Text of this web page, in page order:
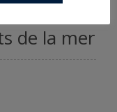
de la mer